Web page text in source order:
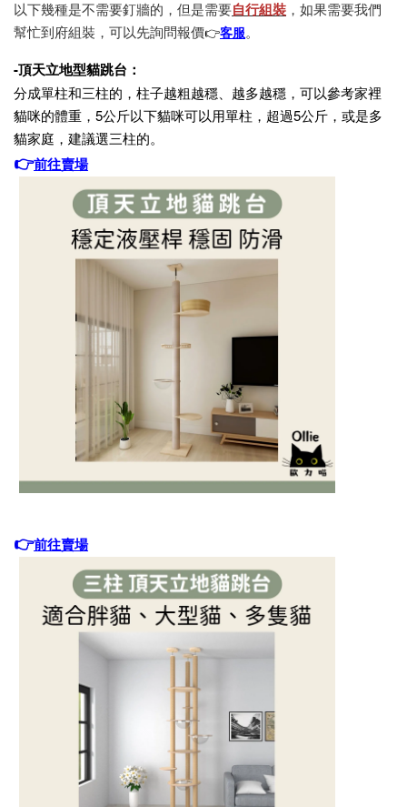
以下幾種是不需要釘牆的，但是需要自行組裝 ，如果需要我們
幫忙到府組裝，可以先詢問報價👉客服。
-頂天立地型貓跳台：
分成單柱和三柱的，柱子越粗越穩、越多越穩，可以參考家裡
貓咪的體重，5公斤以下貓咪可以用單柱，超過5公斤，或是多
貓家庭，建議選三柱的。
👉前往賣場
👉前往賣場